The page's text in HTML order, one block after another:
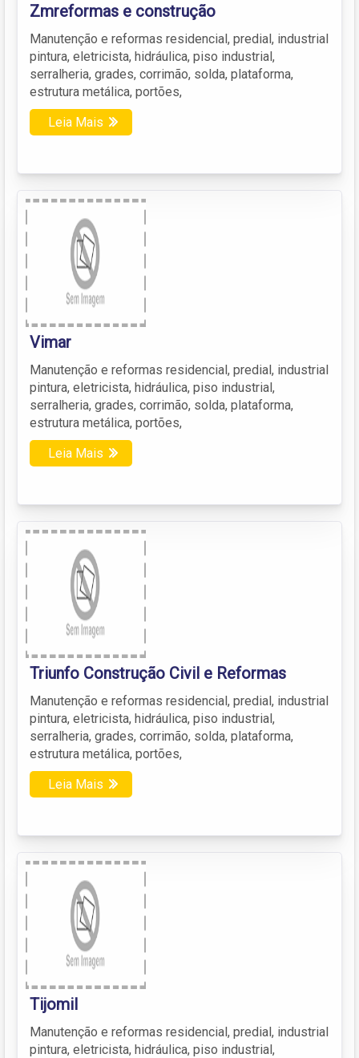
Zmreformas e construção
Manutenção e reformas residencial, predial, industrial
pintura, eletricista, hidráulica, piso industrial,
serralheria, grades, corrimão, solda, plataforma,
estrutura metálica, portões,
Leia Mais
Vimar
Manutenção e reformas residencial, predial, industrial
pintura, eletricista, hidráulica, piso industrial,
serralheria, grades, corrimão, solda, plataforma,
estrutura metálica, portões,
Leia Mais
Triunfo Construção Civil e Reformas
Manutenção e reformas residencial, predial, industrial
pintura, eletricista, hidráulica, piso industrial,
serralheria, grades, corrimão, solda, plataforma,
estrutura metálica, portões,
Leia Mais
Tijomil
Manutenção e reformas residencial, predial, industrial
pintura, eletricista, hidráulica, piso industrial,